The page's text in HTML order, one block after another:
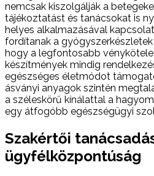
nemcsak kiszolgálják a
tájékoztatást és tanácsokat is
helyes alkalmazásával
fordítanak a
hogy a legfontosabb
készítmények mindig
egészséges életmódot
ásványi anyagok szintén
a széleskörű kínálattal a
egy átfogóbb egészségügyi
Szakértői
ügyfélközpontúság